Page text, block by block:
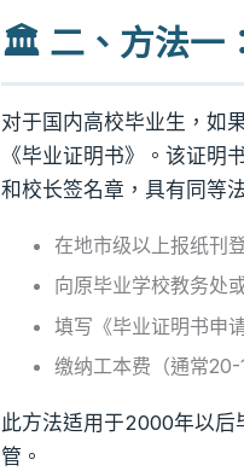
🏛️ 二、方法一
对于国内高校毕业生，如
《毕业证明书》。该证明
和校长签名章，具有同等
在地市级以上报纸刊
向原毕业学校教务处
填写《毕业证明书申
缴纳工本费（通常
此方法适用于2000年以后
管。